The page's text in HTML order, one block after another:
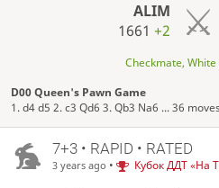
ALIM
1661+2
Checkmate,
D00 Queen's Pawn Game
1. d4 d5 2. c3 Qd6 3. Qb3 Na6 ... 36 moves
7+3 • RAPID • RATED
3 years ago • Кубок ДДТ «На